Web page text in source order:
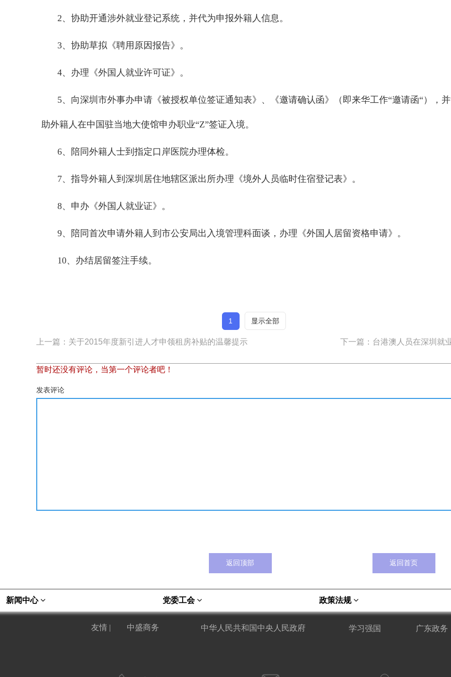
2、协助开通涉外就业登记系统，并代为申报外籍人信息。
3、协助草拟《聘用原因报告》。
4、办理《外国人就业许可证》。
5、向深圳市外事办申请《被授权单位签证通知表》、《邀请确认函》（即来华工作“邀请函“），
助外籍人在中国驻当地大使馆申办职业“Z”签证入境。
6、陪同外籍人士到指定口岸医院办理体检。
7、指导外籍人到深圳居住地辖区派出所办理《境外人员临时住宿登记表》。
8、申办《外国人就业证》。
9、陪同首次申请外籍人到市公安局出入境管理科面谈，办理《外国人居留资格申请》。
10、办结居留签注手续。
1 显示全部
上一篇：关于2015年度新引进人才申领租房补贴的温馨提示 下一篇：台港澳人员在深圳就
暂时还没有评论，当第一个评论者吧！
发表评论
返回首页
返回顶部
中华人民共和国中央人民政府
友情 | 中盛商务 学习强国 广东政务
新闻中心 党委工会 政策法规